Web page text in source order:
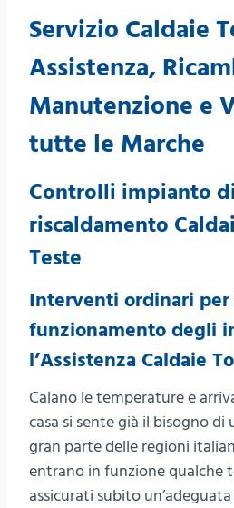
Servizio Caldaie
Assistenza,
Manutenzione e
tutte le Marche
Controlli impianto
riscaldamento
Teste
Interventi ordinari
funzionamento degli
l’Assistenza Caldaie
Calano le temperature e
casa si sente già il bisogno di
gran parte delle regioni
entrano in funzione qualche
assicurati subito un’adeguata